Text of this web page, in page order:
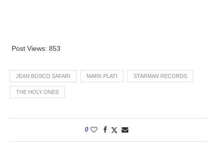
Post Views: 853
JEAN BOSCO SAFARI MARK PLATI STARMAN RECORDS
THE HOLY ONES
0